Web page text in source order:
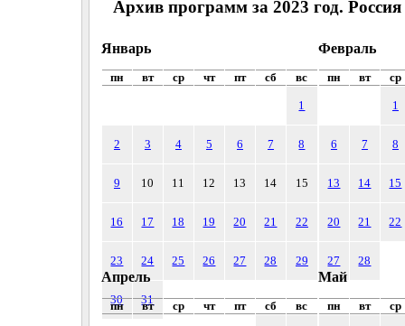
Архив программ за 2023 год. Россия
Январь
пн вт ср чт пт сб вс
1
2 3 4 5 6 7 8
9 10 11 12 13 14 15
16 17 18 19 20 21 22
23 24 25 26 27 28 29
30 31
Февраль
пн вт ср
1
6 7 8
13 14 15
20 21 22
27 28
Апрель
пн вт ср чт пт сб вс
Май
пн вт ср